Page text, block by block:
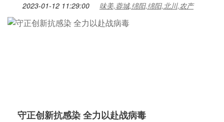
2023-01-12 11:29:00 味美,蓉城,绵阳,绵阳,北川,农产
守正创新抗感染 全力以赴战病毒